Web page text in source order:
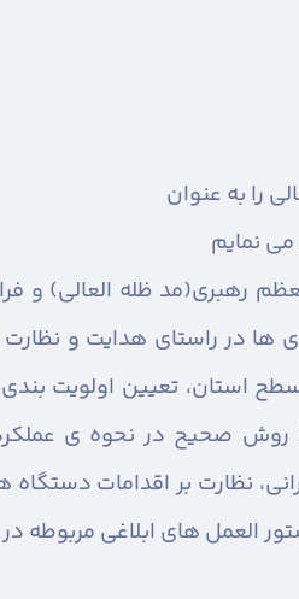
را به عنوان
نمایم
رهبری(مد ظله العالی)
در راستای هدایت و
استان، تعيين اولویت
روش صحیح در نحوه ی
نظارت بر اقدامات
العمل های ابلاغی مربوطه